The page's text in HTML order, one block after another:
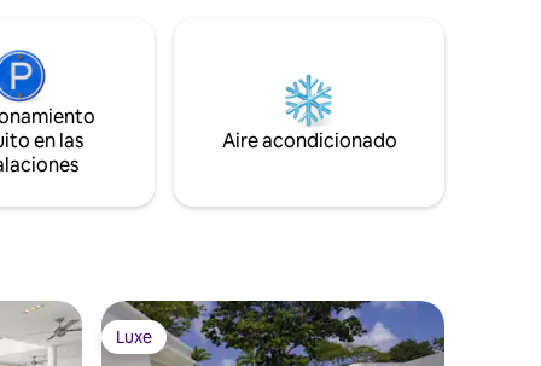
de
1000 pies cuadrados/92,9 metros
en las
Aire acondicionado
Luxe
Luxe